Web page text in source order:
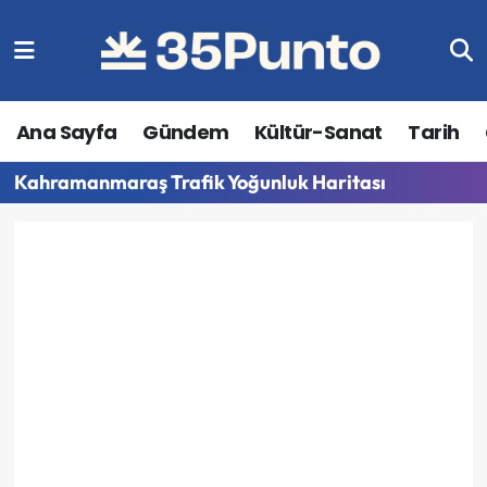
Ana Sayfa Gündem Kültür-Sanat Tarih
Kahramanmaraş Trafik Yoğunluk Haritası